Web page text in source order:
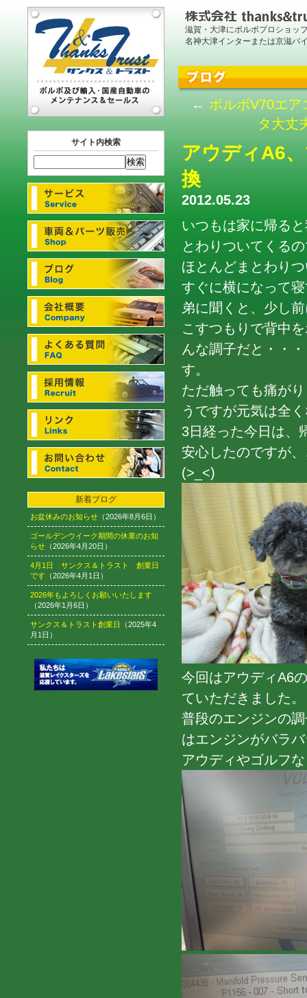
滋賀・大津にボルボプロショッ
名神大津インターまたは京滋バ
サイト内検索
新着ブログ
お盆休みのお知らせ （2026年8月6日）
ゴールデンウイーク期間の休業のお知
らせ （2026年4月20日）
4月1日 サンクス＆トラスト 創業日
です （2026年4月1日）
2026年もよろしくお願いいたします
（2026年1月6日）
サンクス＆トラスト創業日
（2025年4
月1日）
← ボルボV70エ
タ大丈
アウディA6
換
2012.05.23
いつもは家に帰る
とわりついてくる
ほとんどまとわり
すぐに横になって
弟に聞くと、少し
こすつもりで背中
んな調子だと・・
す。
ただ触っても痛が
うですが元気は全
3日経った今日は、
安心したのですが
(>_<)
今回はアウディA6
ていただきました。
普段のエンジンの
はエンジンがバラ
アウディやゴルフ